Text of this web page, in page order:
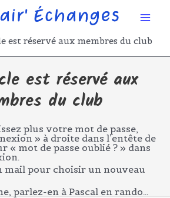
est réservé aux membres du club
est réservé aux
du club
plus votre mot de passe,
» à droite dans l’entête de
« mot de passe oublié ? » dans
mail pour choisir un nouveau
parlez-en à Pascal en rando…